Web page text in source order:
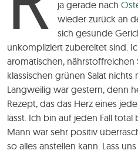
ja gerade nach
wieder zurück an
sich gesunde
unkompliziert zubereitet sind.
aromatischen, nährstoffreichen
klassischen grünen Salat
Langweilig war gestern, denn
Rezept, das das Herz eines
lässt. Ich bin auf jeden Fall
Mann war sehr positiv
so alles anstellen kann. Lass